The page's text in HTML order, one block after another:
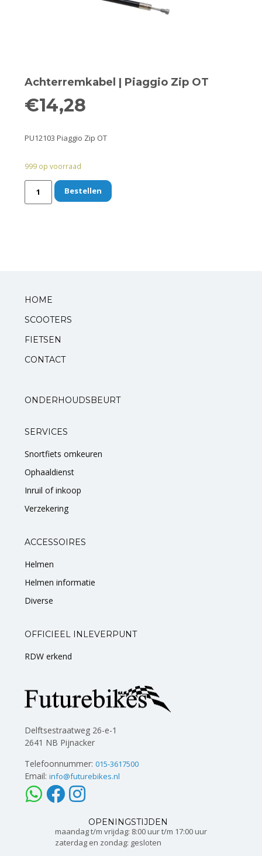
Originele Tomos-onderdelen
Smeer- en onderhoudsproducten
Koffers en manden
Zuigers
Achterremkabel | Piaggio Zip OT
€14,28
PU12103 Piaggio Zip OT
999 op voorraad
Bestellen
HOME
SCOOTERS
FIETSEN
CONTACT
ONDERHOUDSBEURT
SERVICES
Snortfiets omkeuren
Ophaaldienst
Inruil of inkoop
Verzekering
ACCESSOIRES
Helmen
Helmen informatie
Diverse
OFFICIEEL INLEVERPUNT
RDW erkend
Delftsestraatweg 26-e-1
2641 NB Pijnacker
Telefoonnummer: 015-3617500
Email: info@futurebikes.nl
OPENINGSTIJDEN
maandag t/m vrijdag: 8:00 uur t/m 17:00 uur
zaterdag en zondag: gesloten